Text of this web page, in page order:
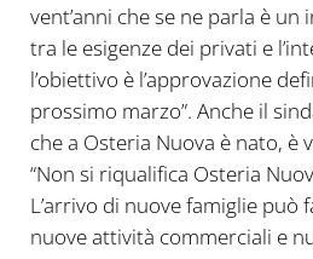
vent’anni che se ne parla è
tra le esigenze dei privati e
l’obiettivo è l’approvazione
prossimo marzo”. Anche il
che a Osteria Nuova è nato, è
“Non si riqualifica Osteria
L’arrivo di nuove famiglie può
nuove attività commerciali e